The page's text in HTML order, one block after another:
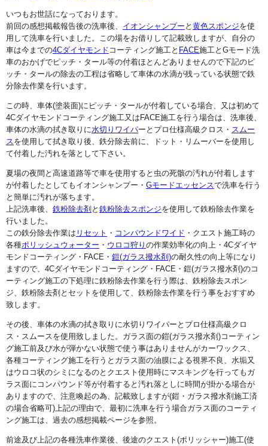
いつもお世話になっております。
前回の感想掲載報告後の洗車後、 イオンシャンプー と 黄色スポンジを使
用して洗車を行いました。この場をお借りして記載致しますが、自分の
車は今までの4Cダイヤモンド コーティング施工と FACE施工とGモード洗
車のおかげでピッチ・タール等の付着ほとんどありませんので下記のピ
ッチ・タールの除去の工程は省略して車体の水滴が残っている状態で鉄
分除去作業を行います。
この時、車体(塗装面)にピッチ・タールが付着している場合、又は初めて
4Cダイヤモンドコーティング施工又はFACE施工を行う場合は、洗車後、
車体の水滴の拭き取りに水切りワイパーとプロ仕様高級クロス・ スムー
ス を使用して拭き取り後、鉄分除去前に、ドット・リムーバーを使用し
て付着した汚れを落として下さい。
夏場の夜間と高速道路等で車を使用すると虫の死骸の汚れが付着します
が付着したとしてもイオンシャンプー・ Gモードエッセンスで洗車を行う
と簡単に汚れが落ちます。
上記洗車後、 鉄粉除去剤と 鉄粉除去スポンジを使用して鉄粉除去作業を
行いました。
この鉄分除去作業は リセット ・ コンパウンドワイド ・クエスト施工時の
各種ポリッシュウォーター ・ ウロコ狩り の作業効率化の向上・4Cダイヤ
モンドコーティング・FACE・ 鎧(ガラス撥水剤)の耐久性の向上等になり
ますので、4Cダイヤモンドコーティング・FACE・鎧(ガラス撥水剤)のコ
ーティング施工の下処理に鉄粉除去作業を行う際は、鉄粉除去スポン
ジ、鉄粉除去剤とセットを使用して、鉄粉除去作業を行う事をおすすめ
致します。
その後、車体の水滴の拭き取りに水切りワイパーとプロ仕様高級クロ
ス・スムースを使用致しました。ガラス面の鎧(ガラス撥水剤)コーティン
グ施工前及び水が弾かない状態で使う事はありませんがカーワックス、
各種コーティング施工を行うとガラス面の油膜による視界不良、水垢又
はウロコ状のシミになるのとクエスト使用時にマスキングを行ってもガ
ラス面にコンパウンド等が付着すると汚れ落としに時間が掛かる場合が
ありますので、注意喚起の為、記載致しますが(鎧・ガラス撥水剤施工済
の場合省略可)上記の理由で、最初に洗車を行う場合ガラス面のコーティ
ング施工は、過去の感想掲載ページを参照。
前途及び上記の各種洗車作業後、後途のクエスト(ポリッシャー)施工(使